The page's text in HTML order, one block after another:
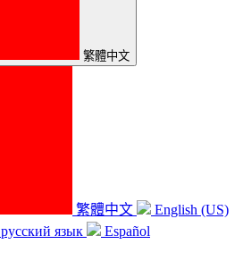
繁體中文
繁體中文
English (US)
русский язык Español